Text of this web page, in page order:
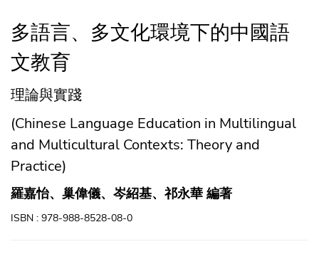
多語言、多文化環境下的中國語
文教育
理論與實踐
(Chinese Language Education in Multilingual
and Multicultural Contexts: Theory and
Practice)
羅嘉怡、巢偉儀、岑紹基、祁永華 編著
ISBN : 978-988-8528-08-0